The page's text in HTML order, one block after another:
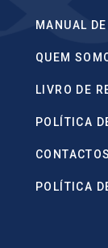
MANUAL
QUEM
LIVRO DE
POLÍTICA
CONTACTOS
POLÍTICA